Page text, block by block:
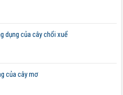
dụng của cây chổi xuể
của cây mơ